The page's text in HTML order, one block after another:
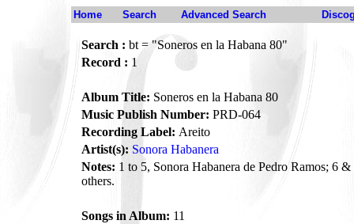
Home Search Advanced Search
Search : bt = "Soneros en la Habana 80"
Record : 1
Album Title: Soneros en la Habana 80
Music Publish Number: PRD-064
Recording Label: Areito
Artist(s): Sonora Habanera
Notes: 1 to 5, Sonora Habanera de Pedro Ramos; 6
others.
Songs in Album: 11